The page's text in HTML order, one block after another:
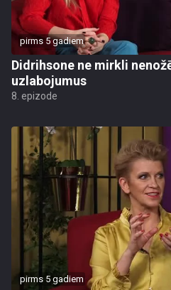
pirms 5 gadiem
Didrihsone ne mirkli
uzlabojumus
8. epizode
pirms 5 gadiem